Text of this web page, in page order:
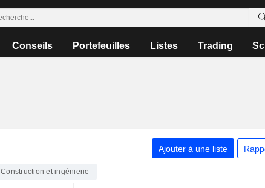
Conseils Portefeuilles Listes Trading
Ajouter à une liste
Construction et ingénierie